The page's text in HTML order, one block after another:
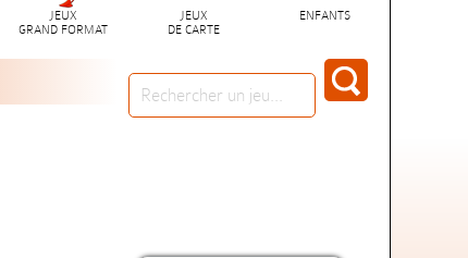
JEUX
GRAND FORMAT
JEUX
DE CARTE
ENFANTS